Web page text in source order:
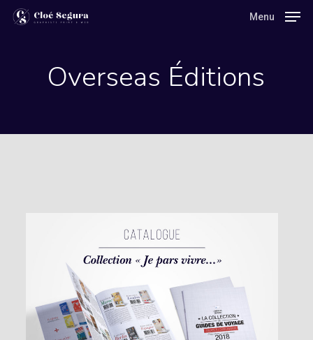
Skip
Menu
Overseas Éditions
Menu